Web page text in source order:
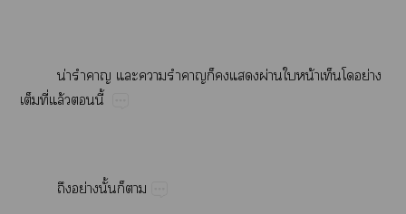
น่​​​​​​​​ผ่​​น้​ย่​
​ี่​ล้​​ี้
​ย่​ั้​​